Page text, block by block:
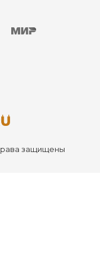
защищены